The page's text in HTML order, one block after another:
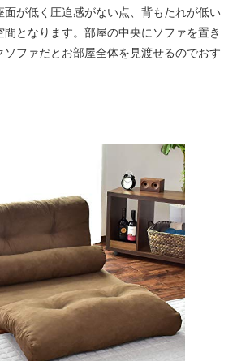
面が低く圧迫感がない点、背もたれが低い
となります。部屋の中央にソファを置き
ソファだとお部屋全体を見渡せるのでおす